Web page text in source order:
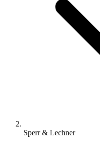
Sperr & Lechner